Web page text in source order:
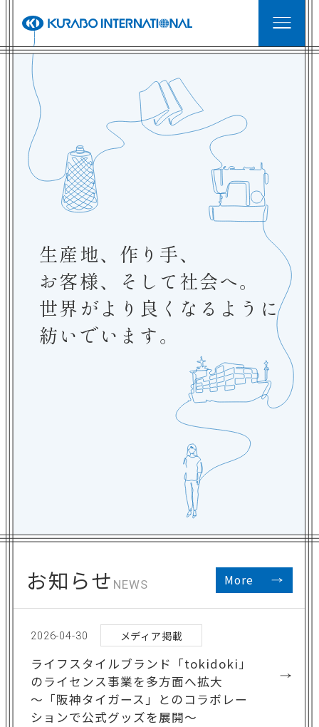
ホーム
企業情報
事業・商品紹介
サステナブル
採用情報
LUNACEL®
オフィシャルサイト
村上事業所
オフィシャルサイト
生産地、作り手、
お客様、そして社会へ。
世界がより良くなるように
紡いでいます。
お知らせ NEWS More
2026-04-30 メディア掲載
ライフスタイルブランド「tokidoki」
のライセンス事業を多方面へ拡大
～「阪神タイガース」とのコラボレー
ションで公式グッズを展開～